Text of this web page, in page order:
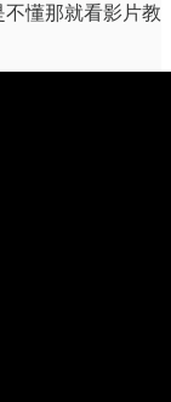
懂那就看影片教